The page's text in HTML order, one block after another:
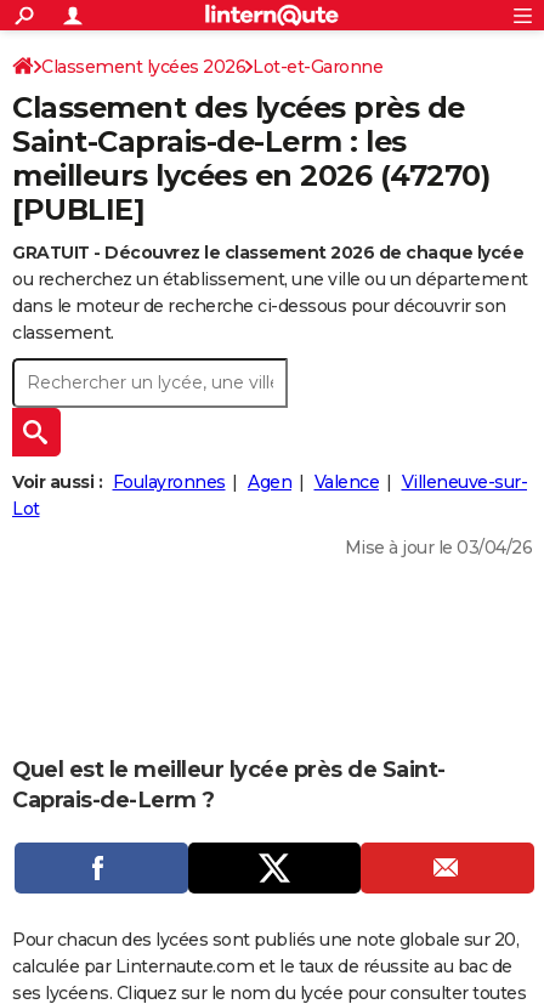
ACTUALITÉS
Politique
Société
Faits Divers
Education
Monde
Villes
+
SPORT
Coupe du monde 2026
Football
Tennis
Cyclisme
Rugby
Forum
CULTURE
Programme TV
TNT
Streaming
Cinéma
Sorties cinéma
Musique
+
FINANCE
Retraite
Impôts
Epargne
Immobilier
Risques naturels par ville
Banque
Assurance
Crédit
AUTO
Réserver un essai
Citadines
Berlines
Forum auto
HIGH-TECH
BRICOLAGE
Aménagement intérieur
Cuisine
Jardinage
+ WEEK-END
Guides de France
Escapades
Patrimoine
Expositions
Musées
Week-end nature
+
LIFESTYLE
SANTE
Alimentation
Guide de la santé
Maladies
Médicaments
Sommeil
+
Carte de Noël
Carte Bonne année
Carte Saint-Valentin
Carte Pâques
Carte d'anniversaire
DICTIONNAIRE
Dictionnaire
Biographies
Citations
Expressions
Proverbes
COPAINS D'AVANT
FORUM
S'inscrire
Connexion
Classement lycées 2026 Lot-et-Garonne
Classement des lycées près de
Saint-Caprais-de-Lerm : les
meilleurs lycées en 2026 (47270)
[PUBLIE]
GRATUIT - Découvrez le classement 2026 de chaque lycée
ou recherchez un établissement, une ville ou un département
dans le moteur de recherche ci-dessous pour découvrir son
classement.
Voir aussi : Foulayronnes Agen Valence
Villeneuve-sur-
Lot
Mise à jour le 03/04/26
Quel est le meilleur lycée près de Saint-
Caprais-de-Lerm ?
Pour chacun des lycées sont publiés une note globale sur 20,
calculée par Linternaute.com et le taux de réussite au bac de
ses lycéens. Cliquez sur le nom du lycée pour consulter toutes